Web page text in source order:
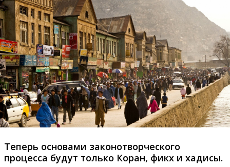
Теперь основами законотворческого
процесса будут только Коран, фикх и хадисы.